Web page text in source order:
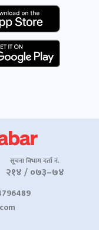
सूचना विभाग दर्ता नं.
२१४ / ०७३–७४